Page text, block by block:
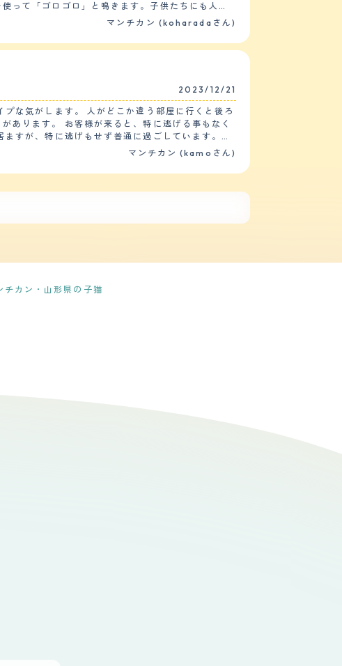
って「ゴロゴロ」と鳴きます。子供たちにも人懐
合っています。猫は基本的に自分で舐める事で体
入れは月に1度くらいで他のお手入れは不要です。
が無い鳴き方です。鳴く回数も少なく、飼い主に
することを決めました。猫を迎え入れて家族内で
談しながら楽しんで猫と生活をしています。
マンチカン (koharadaさん)
2023/12/21
な気がします。 人がどこか違う部屋に行くと後ろ
あります。 お客様が来ると、特に逃げる事もなく
すが、特に逃げもせず普通に過ごしています。
棚の上の物が落ちていたり、物がグチャグチャに
しても全く覚えないので、トイレ以外の躾は難し
てね、と言われているので、気を遣う所はありま
たことが無かった
飼いはじめてから、子供たちが率先して猫のご飯
をちゃんと片付けるようになったのは嬉しい変化
マンチカン (kamoさん)
チカン・山形県の子猫